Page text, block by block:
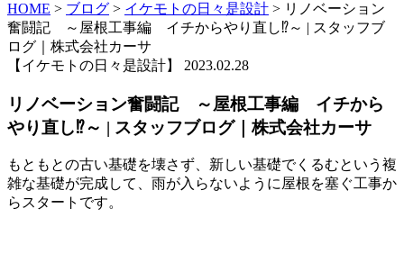
HOME > ブログ > イケモトの日々是設計 > リノベーション
奮闘記 ～屋根工事編 イチからやり直し⁉～ | スタッフブ
ログ｜株式会社カーサ
【イケモトの日々是設計】 2023.02.28
リノベーション奮闘記 ～屋根工事編 イチから
やり直し⁉～ | スタッフブログ｜株式会社カーサ
もともとの古い基礎を壊さず、新しい基礎でくるむという複
雑な基礎が完成して、雨が入らないように屋根を塞ぐ工事か
らスタートです。